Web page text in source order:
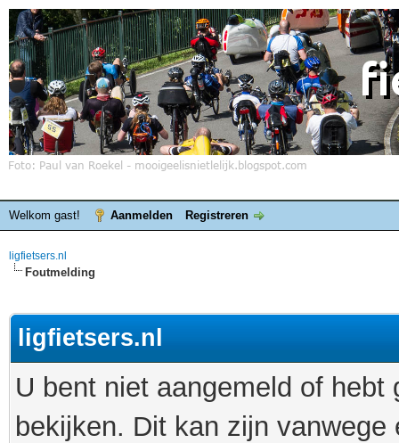
Welkom gast! Aanmelden Registreren
ligfietsers.nl
Foutmelding
ligfietsers.nl
U bent niet aangemeld of
bekijken. Dit kan zijn